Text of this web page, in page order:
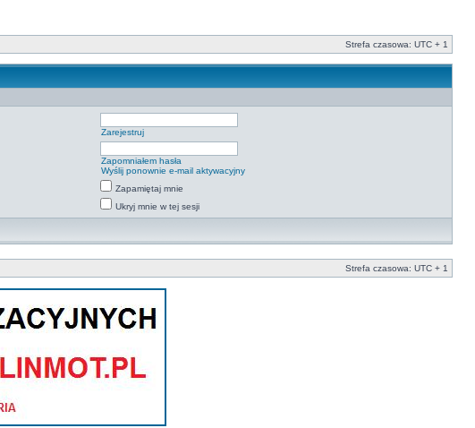
Strefa czasowa: UTC + 1
Zarejestruj
Zapomniałem hasła
Wyślij ponownie e-mail aktywacyjny
Zapamiętaj mnie
Ukryj mnie w tej sesji
Strefa czasowa: UTC + 1